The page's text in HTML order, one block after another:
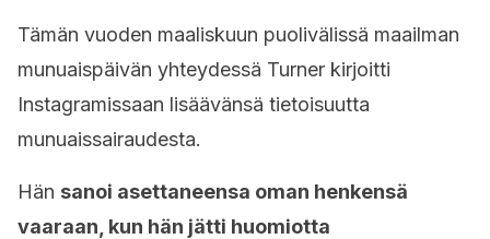
Tämän vuoden maaliskuun puolivälissä maailman
munuaispäivän yhteydessä Turner kirjoitti
Instagramissaan lisäävänsä tietoisuutta
munuaissairaudesta.
Hän sanoi asettaneensa oman henkensä
vaaraan, kun hän jätti huomiotta